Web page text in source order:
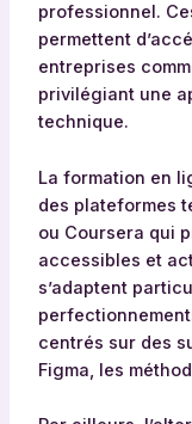
professionnel.
permettent
entreprises
privilégiant une
technique.
La formation en
des plateformes
ou Coursera qui
accessibles et
s’adaptent
centrés sur des
Figma, les